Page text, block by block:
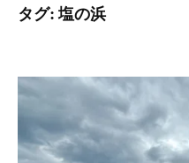
タグ:塩の浜